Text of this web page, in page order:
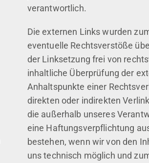
verantwortlich.
Die externen Links wurden
eventuelle Rechtsverstöße
der Linksetzung frei von
inhaltliche Überprüfung der
Anhaltspunkte einer
direkten oder indirekten
die außerhalb unseres
eine Haftungsverpflichtung
bestehen, wenn wir von den
uns technisch möglich und